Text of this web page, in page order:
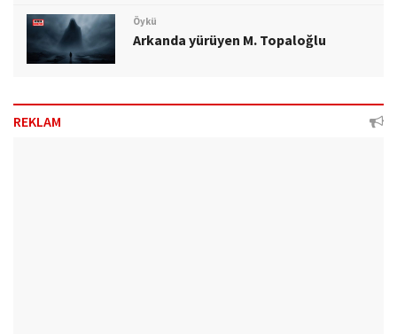
Öykü
Arkanda yürüyen M. Topaloğlu
REKLAM